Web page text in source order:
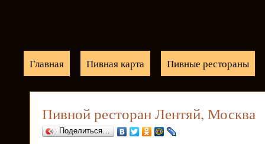
Главная Пивная карта Пивные рестораны
Пивной ресторан Лентяй, Москва
Поделиться…